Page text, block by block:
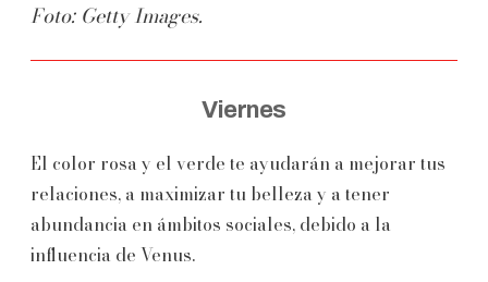
Foto: Getty Images.
Viernes
El color rosa y el verde te ayudarán a mejorar tus
relaciones, a maximizar tu belleza y a tener
abundancia en ámbitos sociales, debido a la
influencia de Venus.